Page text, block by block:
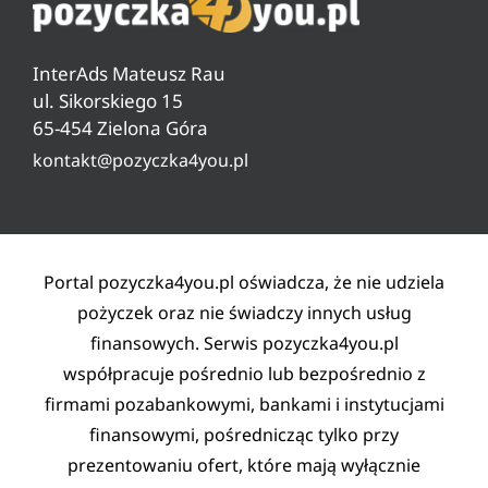
Czyszczenie BIG, KRD, ERIF
Ranking pożyczek od 18 lat
Pytania i odpowiedzi
Ryzyko w pożyczaniu
Lista partnerów
Polityka prywatności
InterAds Mateusz Rau
ul. Sikorskiego 15
65-454 Zielona Góra
kontakt@pozyczka4you.pl
Portal pozyczka4you.pl oświadcza, że nie udziela
pożyczek oraz nie świadczy innych usług
finansowych. Serwis pozyczka4you.pl
współpracuje pośrednio lub bezpośrednio z
firmami pozabankowymi, bankami i instytucjami
finansowymi, pośrednicząc tylko przy
prezentowaniu ofert, które mają wyłącznie